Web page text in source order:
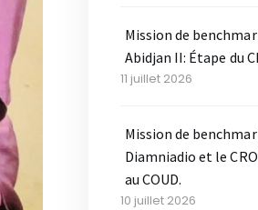
Mission de
Abidjan II: Étape du
11 juillet 2026
Mission de
Diamniadio et le
au COUD.
10 juillet 2026